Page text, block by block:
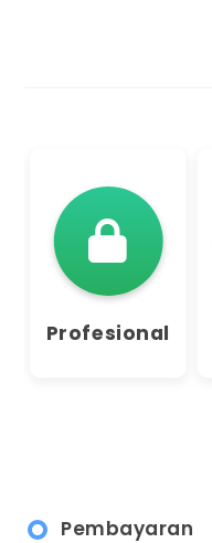
Profesional
Pembayaran